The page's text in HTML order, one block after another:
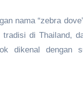
nama “zebra
di Thailand,
dikenal dengan